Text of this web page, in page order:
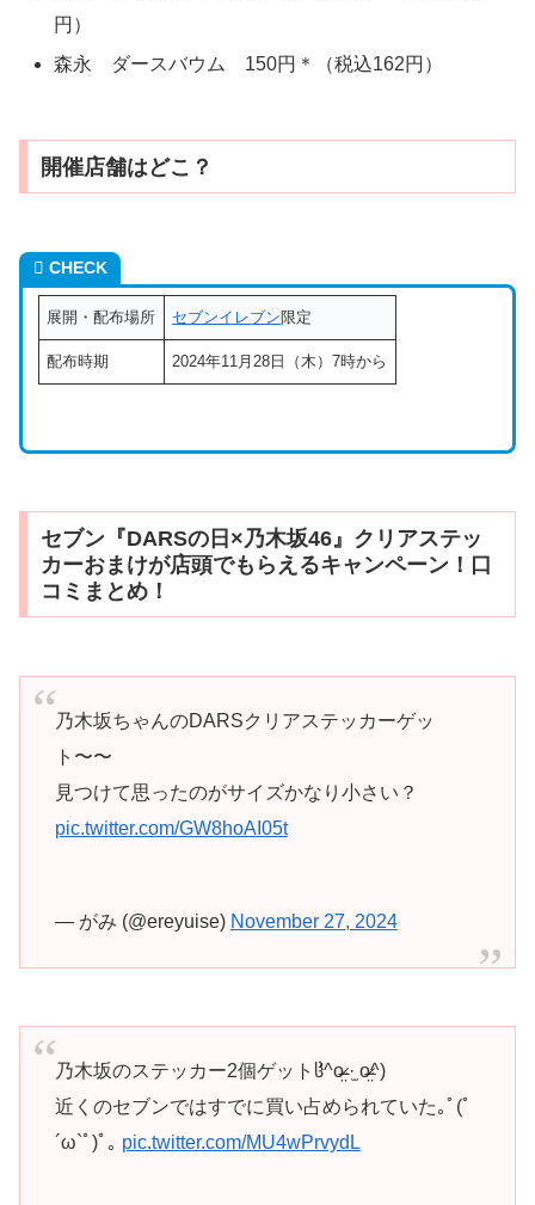
円）
森永 ダースバウム 150円＊（税込162円）
開催店舗はどこ？
CHECK
展開・配布場所 セブンイレブン限定
配布時期 2024年11月28日（木）7時から
セブン『DARSの日×乃木坂46』クリアステッ
カーおまけが店頭でもらえるキャンペーン！口
コミまとめ！
乃木坂ちゃんのDARSクリアステッカーゲッ
ト〜〜
見つけて思ったのがサイズかなり小さい？
pic.twitter.com/GW8hoAI05t
— がみ (@ereyuise) November 27, 2024
乃木坂のステッカー2個ゲットჱ̒^o̴̶̷̤ ·̫ o̴̶̷̤^)
近くのセブンではすでに買い占められていた｡ﾟ(ﾟ
´ω`ﾟ)ﾟ｡ pic.twitter.com/MU4wPrvydL